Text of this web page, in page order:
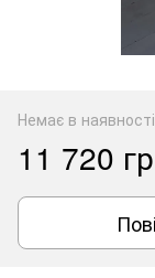
Немає в наявності
11 720